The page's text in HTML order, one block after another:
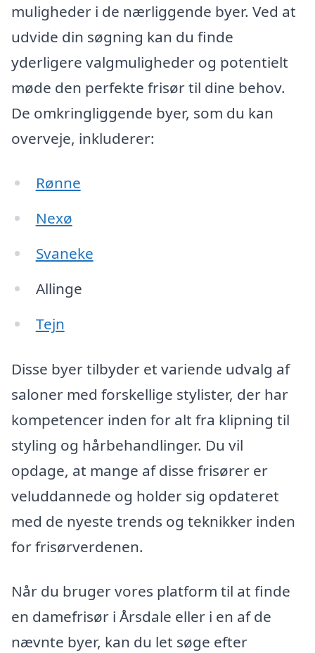
muligheder i de nærliggende byer. Ved at
udvide din søgning kan du finde
yderligere valgmuligheder og potentielt
møde den perfekte frisør til dine behov.
De omkringliggende byer, som du kan
overveje, inkluderer:
Rønne
Nexø
Svaneke
Allinge
Tejn
Disse byer tilbyder et variende udvalg af
saloner med forskellige stylister, der har
kompetencer inden for alt fra klipning til
styling og hårbehandlinger. Du vil
opdage, at mange af disse frisører er
veluddannede og holder sig opdateret
med de nyeste trends og teknikker inden
for frisørverdenen.
Når du bruger vores platform til at finde
en damefrisør i Årsdale eller i en af de
nævnte byer, kan du let søge efter